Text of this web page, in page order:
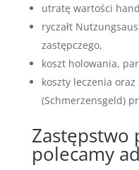
utratę wartości
ryczałt
zastępczego,
koszt holowania,
koszty leczenia
(Schmerzensgeld)
polecamy